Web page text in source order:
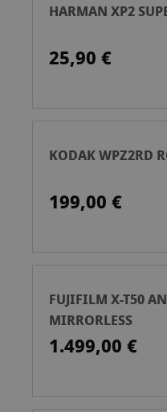
HARMAN XP2
25,90 €
KODAK WPZ2RD
199,00 €
FUJIFILM X-T50
MIRRORLESS
1.499,00 €